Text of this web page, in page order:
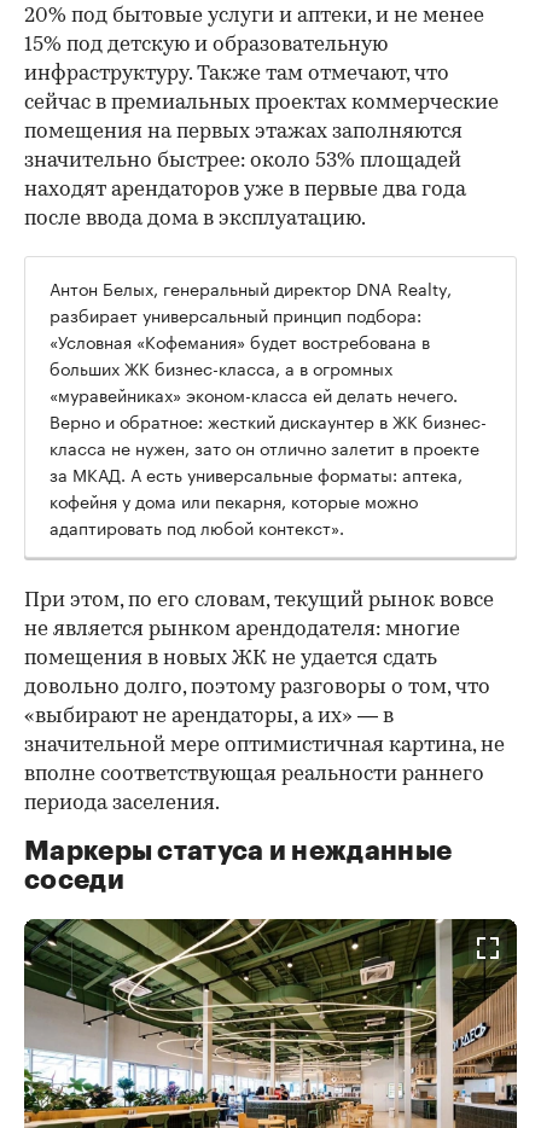
20% под бытовые услуги и аптеки, и не менее
15% под детскую и образовательную
инфраструктуру. Также там отмечают, что
сейчас в премиальных проектах коммерческие
помещения на первых этажах заполняются
значительно быстрее: около 53% площадей
находят арендаторов уже в первые два года
после ввода дома в эксплуатацию.
Антон Белых, генеральный директор DNA Realty,
разбирает универсальный принцип подбора:
«Условная «Кофемания» будет востребована в
больших ЖК бизнес-класса, а в огромных
«муравейниках» эконом-класса ей делать нечего.
Верно и обратное: жесткий дискаунтер в ЖК бизнес-
класса не нужен, зато он отлично залетит в проекте
за МКАД. А есть универсальные форматы: аптека,
кофейня у дома или пекарня, которые можно
адаптировать под любой контекст».
При этом, по его словам, текущий рынок вовсе
не является рынком арендодателя: многие
помещения в новых ЖК не удается сдать
довольно долго, поэтому разговоры о том, что
«выбирают не арендаторы, а их» — в
значительной мере оптимистичная картина, не
вполне соответствующая реальности раннего
периода заселения.
Маркеры статуса и нежданные
соседи